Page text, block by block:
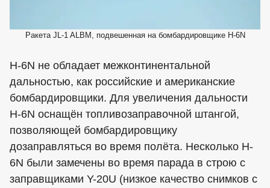
Ракета JL-1 ALBM, подвешенная на бомбардировщике H-6N
H-6N не обладает межконтинентальной
дальностью, как российские и американские
бомбардировщики. Для увеличения дальности
H-6N оснащён топливозаправочной штангой,
позволяющей бомбардировщику
дозаправляться во время полёта. Несколько H-
6N были замечены во время парада в строю с
заправщиками Y-20U (низкое качество снимков с